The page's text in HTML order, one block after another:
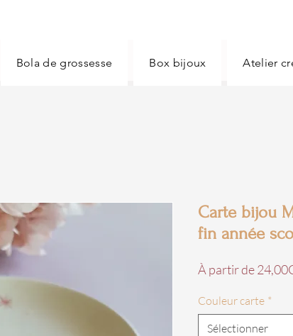
Bola de grossesse Box bijoux Atelier
Carte bijou
fin année
À partir de
Couleur carte *
Sélectionner